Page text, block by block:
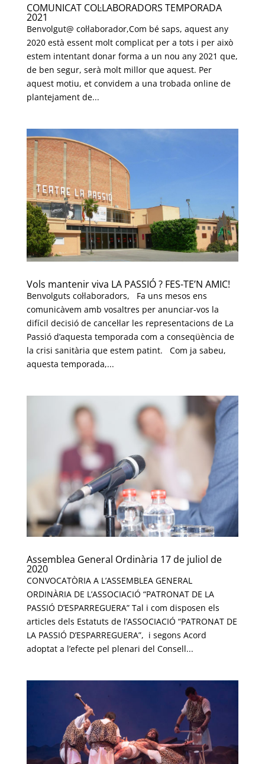
COMUNICAT COL·LABORADORS TEMPORADA
2021
Benvolgut@ col·laborador,Com bé saps, aquest any
2020 està essent molt complicat per a tots i per això
estem intentant donar forma a un nou any 2021 que,
de ben segur, serà molt millor que aquest. Per
aquest motiu, et convidem a una trobada online de
plantejament de...
Vols mantenir viva LA PASSIÓ ? FES-TE’N AMIC!
Benvolguts col·laboradors, Fa uns mesos ens
comunicàvem amb vosaltres per anunciar-vos la
difícil decisió de cancel·lar les representacions de La
Passió d’aquesta temporada com a conseqüència de
la crisi sanitària que estem patint. Com ja sabeu,
aquesta temporada,...
Assemblea General Ordinària 17 de juliol de
2020
CONVOCATÒRIA A L’ASSEMBLEA GENERAL
ORDINÀRIA DE L’ASSOCIACIÓ “PATRONAT DE LA
PASSIÓ D’ESPARREGUERA” Tal i com disposen els
articles dels Estatuts de l’ASSOCIACIÓ “PATRONAT DE
LA PASSIÓ D’ESPARREGUERA”, i segons Acord
adoptat a l’efecte pel plenari del Consell...